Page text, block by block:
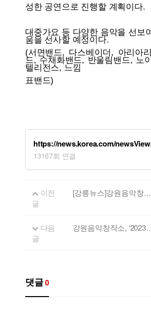
성한 공연으로 진행할 계획이다.
대중가요 등 다양한 음악을 선보
움을 선사할 예정이다.
(서면밴드, 다스베이더, 아리아
드, 수채화밴드, 반울림밴드, 노
텔리전스, 느낌
표밴드)
https://news.korea.com/
13167회 연결
이전
글
[강릉뉴스]강원음악창작소, ‘제5회 모두모여락 페스티벌’ 직장인밴드연합공연
다음
글
강원음악창작소, ‘2023 음
댓글0